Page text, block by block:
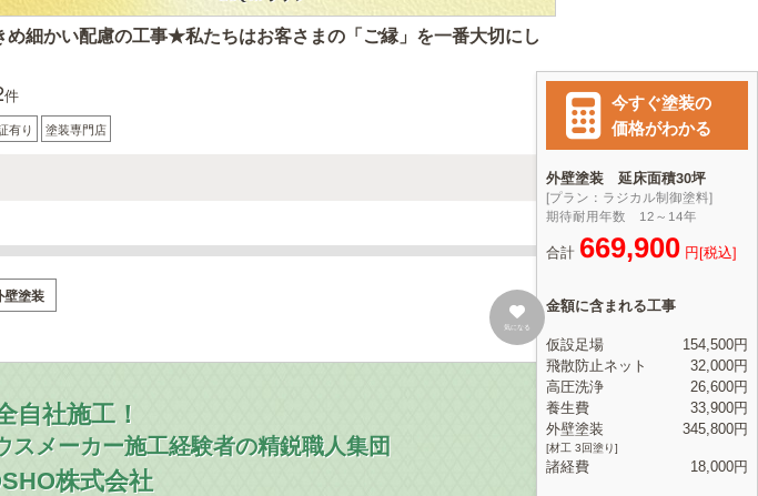
細かい配慮の工事★私たちはお客さまの「ご縁」を一番大切にし
件
有り 塗装専門店
壁塗装
気になる
自社施工！
スメーカー施工経験者の精鋭職人集団
株式会社